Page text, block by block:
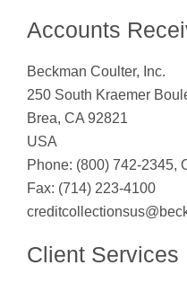
Accounts
Beckman Coulter, Inc.
250 South Kraemer
Brea, CA 92821
USA
Phone: (800) 742-2345,
Fax: (714) 223-4100
Client Services